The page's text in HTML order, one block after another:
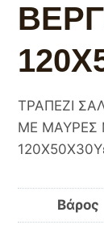
ΤΡΑΠΕΖΙ
ΜΕ ΜΑΥΡΕΣ
Βάρος